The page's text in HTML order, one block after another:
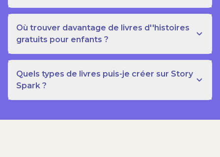
Où trouver davantage de livres d''histoires
gratuits pour enfants ?
Quels types de livres puis-je créer sur Story
Spark ?